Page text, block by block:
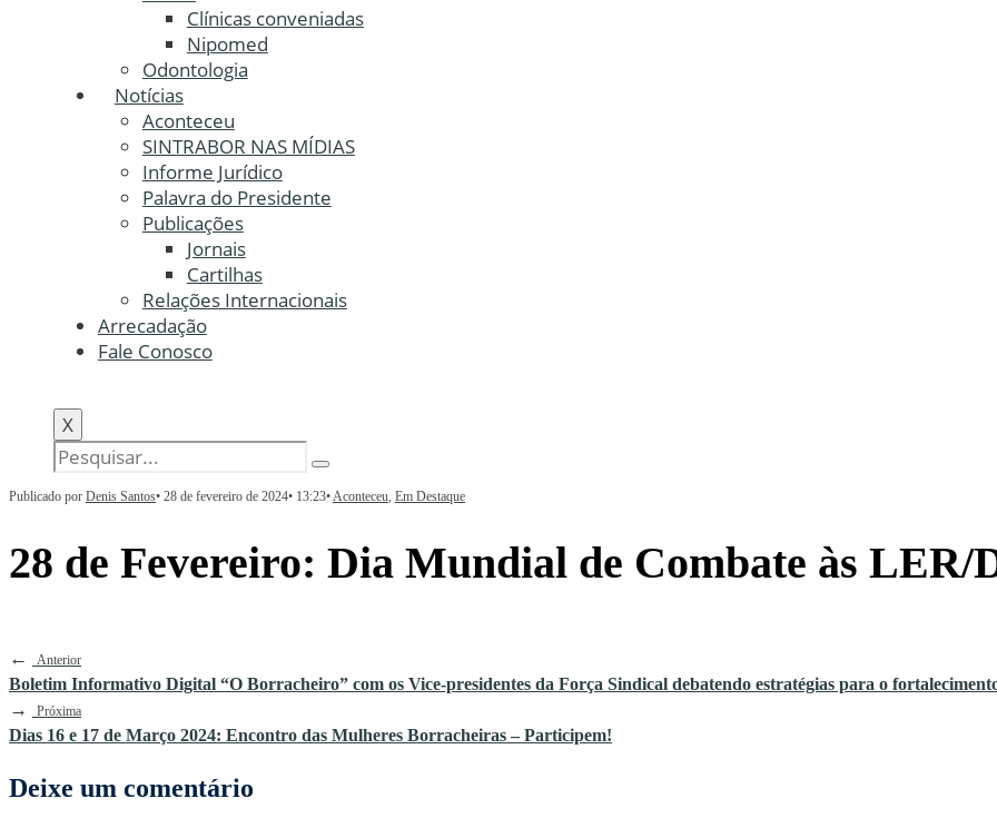
Clínicas conveniadas
Nipomed
Odontologia
Notícias
Aconteceu
SINTRABOR NAS MÍDIAS
Informe Jurídico
Palavra do Presidente
Publicações
Jornais
Cartilhas
Relações Internacionais
Arrecadação
Fale Conosco
X
Publicado por Denis Santos• 28 de fevereiro de 2024• 13:23•Aconteceu, Em Destaque
28 de Fevereiro: Dia Mundial de Combate às LER/
← Anterior
Boletim Informativo Digital “O Borracheiro” com os Vice-presidentes da Força Sindical debatendo estratégias para o
→ Próxima
Dias 16 e 17 de Março 2024: Encontro das Mulheres Borracheiras – Participem!
Deixe um comentário